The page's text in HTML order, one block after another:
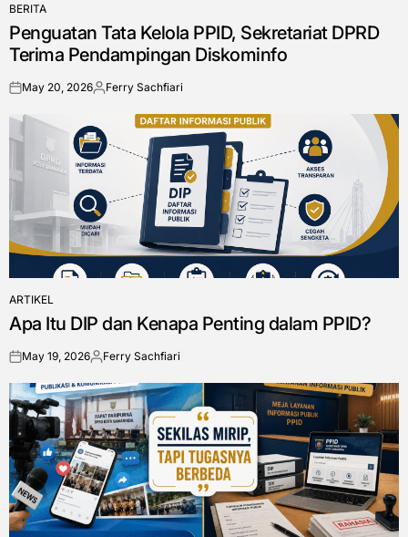
POSTED
IN
BERITA
Penguatan Tata Kelola PPID, Sekretariat DPRD
Terima Pendampingan Diskominfo
onMay 20, 2026PostedFerry Sachfiari
POSTED
IN
ARTIKEL
Apa Itu DIP dan Kenapa Penting dalam PPID?
onMay 19, 2026PostedFerry Sachfiari